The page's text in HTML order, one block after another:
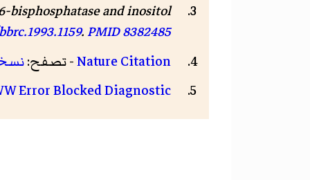
bisphosphatase and inositol
.PMID8382485
Nature Citation- تصفح:
Error Blocked Diagnostic